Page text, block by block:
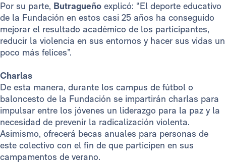
Por su parte, Butragueño explicó: “El deporte educativo
de la Fundación en estos casi 25 años ha conseguido
mejorar el resultado académico de los participantes,
reducir la violencia en sus entornos y hacer sus vidas un
poco más felices”.
Charlas
De esta manera, durante los campus de fútbol o
baloncesto de la Fundación se impartirán charlas para
impulsar entre los jóvenes un liderazgo para la paz y la
necesidad de prevenir la radicalización violenta.
Asimismo, ofrecerá becas anuales para personas de
este colectivo con el fin de que participen en sus
campamentos de verano.